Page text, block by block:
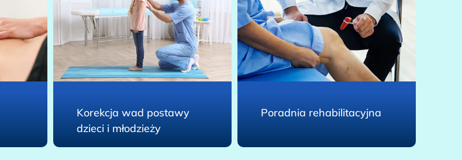
Korekcja wad postawy
dzieci i młodzieży
Poradnia rehabilitacyjna